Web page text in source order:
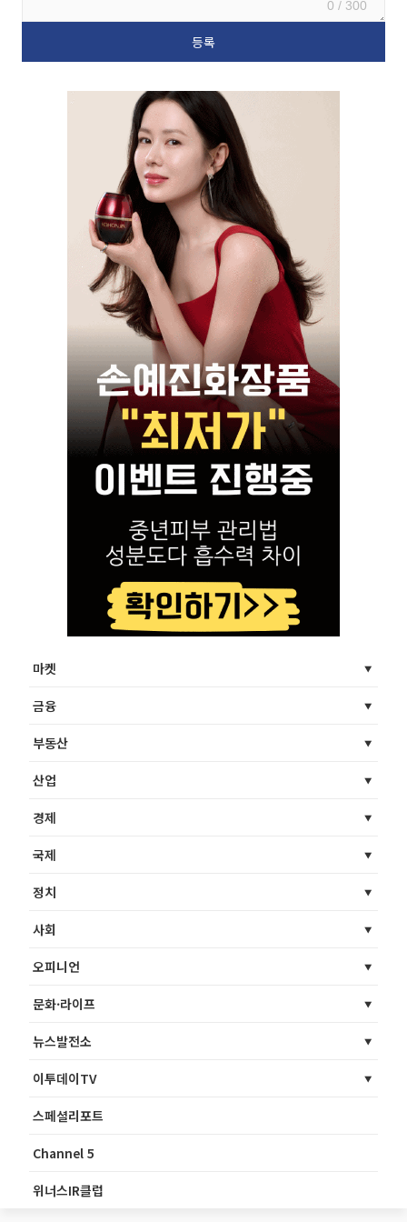
0 / 300
마켓
금융
부동산
산업
경제
국제
정치
사회
오피니언
문화·라이프
뉴스발전소
이투데이TV
스페셜리포트
Channel 5
위너스IR클럽